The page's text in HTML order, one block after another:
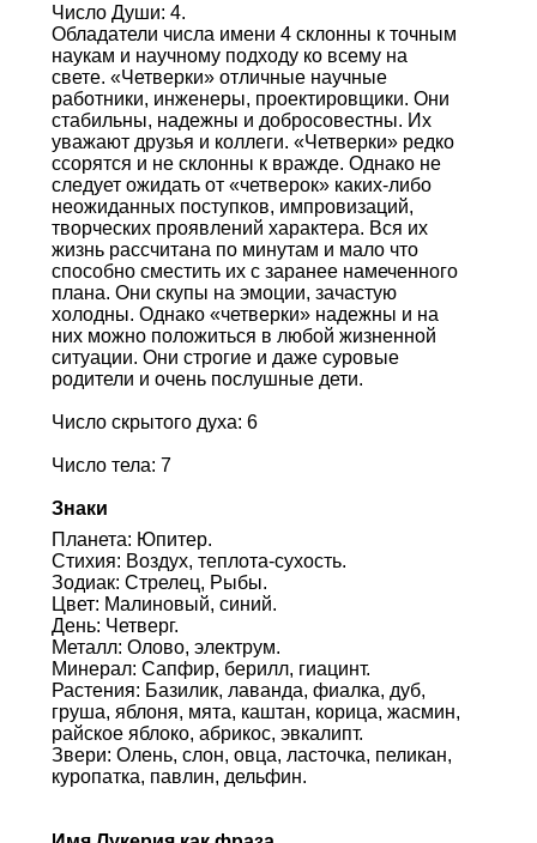
Число Души: 4.
Обладатели числа имени 4 склонны к точным
наукам и научному подходу ко всему на
свете. «Четверки» отличные научные
работники, инженеры, проектировщики. Они
стабильны, надежны и добросовестны. Их
уважают друзья и коллеги. «Четверки» редко
ссорятся и не склонны к вражде. Однако не
следует ожидать от «четверок» каких-либо
неожиданных поступков, импровизаций,
творческих проявлений характера. Вся их
жизнь рассчитана по минутам и мало что
способно сместить их с заранее намеченного
плана. Они скупы на эмоции, зачастую
холодны. Однако «четверки» надежны и на
них можно положиться в любой жизненной
ситуации. Они строгие и даже суровые
родители и очень послушные дети.
Число скрытого духа: 6
Число тела: 7
Знаки
Планета: Юпитер.
Стихия: Воздух, теплота-сухость.
Зодиак: Стрелец, Рыбы.
Цвет: Малиновый, синий.
День: Четверг.
Металл: Олово, электрум.
Минерал: Сапфир, берилл, гиацинт.
Растения: Базилик, лаванда, фиалка, дуб,
груша, яблоня, мята, каштан, корица, жасмин,
райское яблоко, абрикос, эвкалипт.
Звери: Олень, слон, овца, ласточка, пеликан,
куропатка, павлин, дельфин.